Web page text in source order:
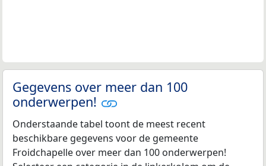
Gegevens over meer dan 100
onderwerpen!
Onderstaande tabel toont de meest recent
beschikbare gegevens voor de gemeente
Froidchapelle over meer dan 100 onderwerpen!